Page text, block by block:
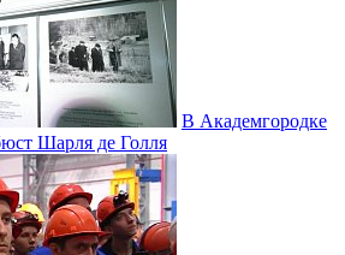
В Академгородке
Шарля де Голля